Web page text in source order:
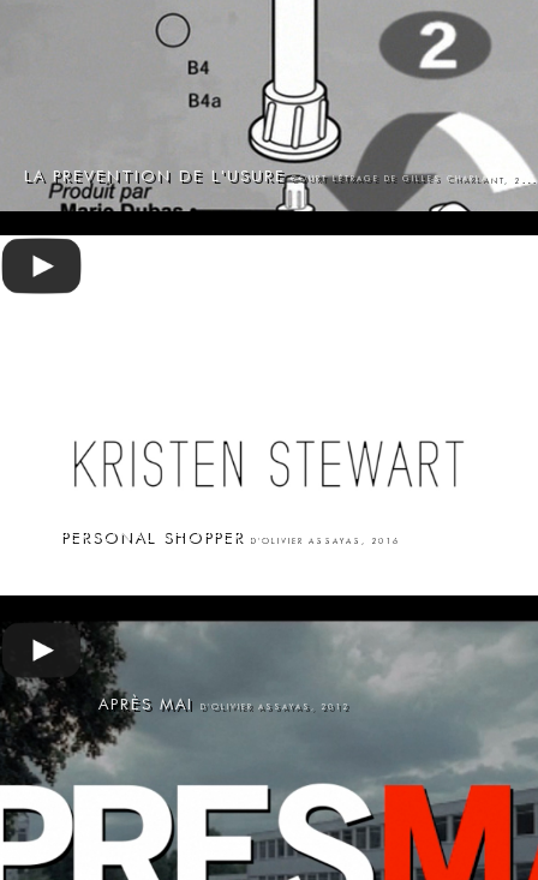
LA PREVENTION DE L'USURECOURT LÉTRAGE DE GILLES CHARLANT, 2009
PERSONAL SHOPPER D'OLIVIER ASSAYAS, 2016
APRÈS MAI D'OLIVIER ASSAYAS, 2012